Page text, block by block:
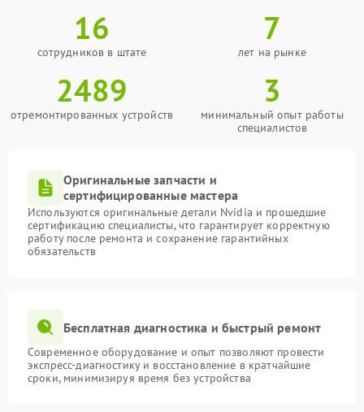
16
сотрудников в штате
7
лет на рынке
2489
отремонтированных устройств
3
минимальный опыт работы
специалистов
Оригинальные запчасти и
сертифицированные мастера
Используются оригинальные детали Nvidia и прошедшие
сертификацию специалисты, что гарантирует корректную
работу после ремонта и сохранение гарантийных
обязательств
Бесплатная диагностика и быстрый ремонт
Современное оборудование и опыт позволяют провести
экспресс-диагностику и восстановление в кратчайшие
сроки, минимизируя время без устройства